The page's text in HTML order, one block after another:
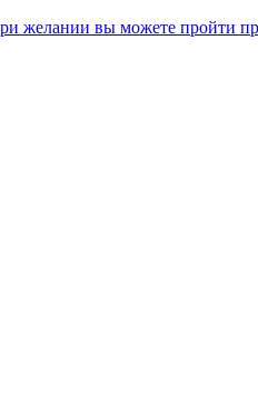
желании вы можете пройти